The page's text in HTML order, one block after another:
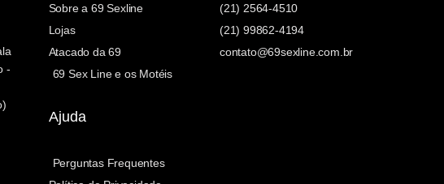
-
Sobre a 69 Sexline
Lojas
Atacado da 69
69 Sex Line e os Motéis
Ajuda
Perguntas Frequentes
(21) 2564-4510
(21) 99862-4194
contato@69sexline.com.br